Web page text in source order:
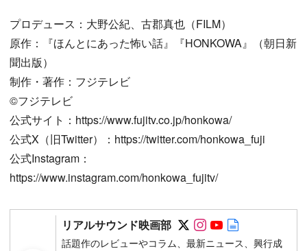
プロデュース：大野公紀、古郡真也（FILM）
原作：『ほんとにあった怖い話』『HONKOWA』（朝日新
聞出版）
制作・著作：フジテレビ
©︎フジテレビ
公式サイト：https://www.fujitv.co.jp/honkowa/
公式X（旧Twitter）：https://twitter.com/honkowa_fuji
公式Instagram：
https://www.instagram.com/honkowa_fujitv/
リアルサウンド映画部 Follow on SNS
Follow on SNS
Follow on
話題作のレビューやコラム、最新ニュース、興行成